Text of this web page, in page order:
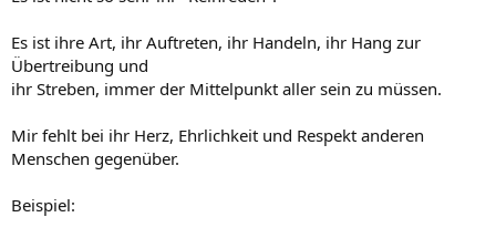
Es ist ihre Art, ihr Auftreten, ihr Handeln, ihr Hang zur
Übertreibung und
ihr Streben, immer der Mittelpunkt aller sein zu müssen.
Mir fehlt bei ihr Herz, Ehrlichkeit und Respekt anderen
Menschen gegenüber.
Beispiel: